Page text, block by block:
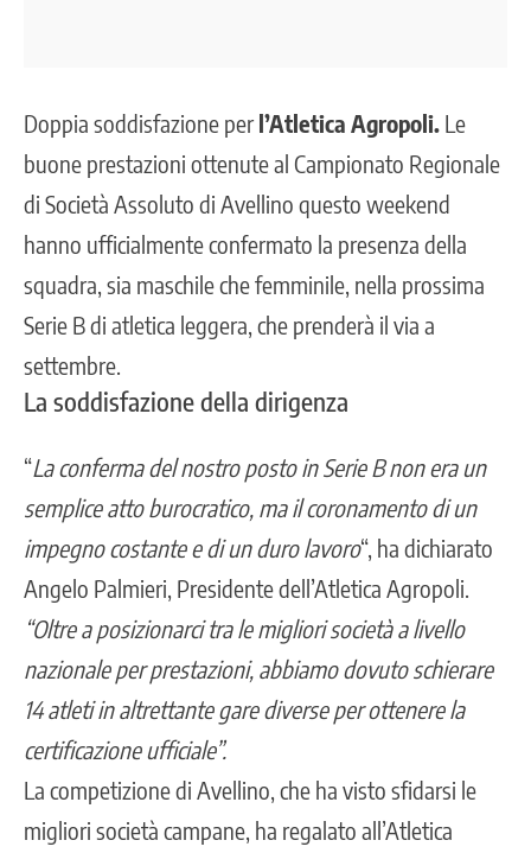
Doppia soddisfazione perl’Atletica Agropoli. Le
buone prestazioni ottenute al Campionato Regionale
di Società Assoluto di Avellino questo weekend
hanno ufficialmente confermato la presenza della
squadra, sia maschile che femminile, nella prossima
Serie B di atletica leggera, che prenderà il via a
settembre.
La soddisfazione della dirigenza
“La conferma del nostro posto in Serie B non era un
semplice atto burocratico, ma il coronamento di un
impegno costante e di un duro lavoro“, ha dichiarato
Angelo Palmieri, Presidente dell’Atletica Agropoli.
“Oltre a posizionarci tra le migliori società a livello
nazionale per prestazioni, abbiamo dovuto schierare
14 atleti in altrettante gare diverse per ottenere la
certificazione ufficiale”.
La competizione di Avellino, che ha visto sfidarsi le
migliori società campane, ha regalato all’Atletica